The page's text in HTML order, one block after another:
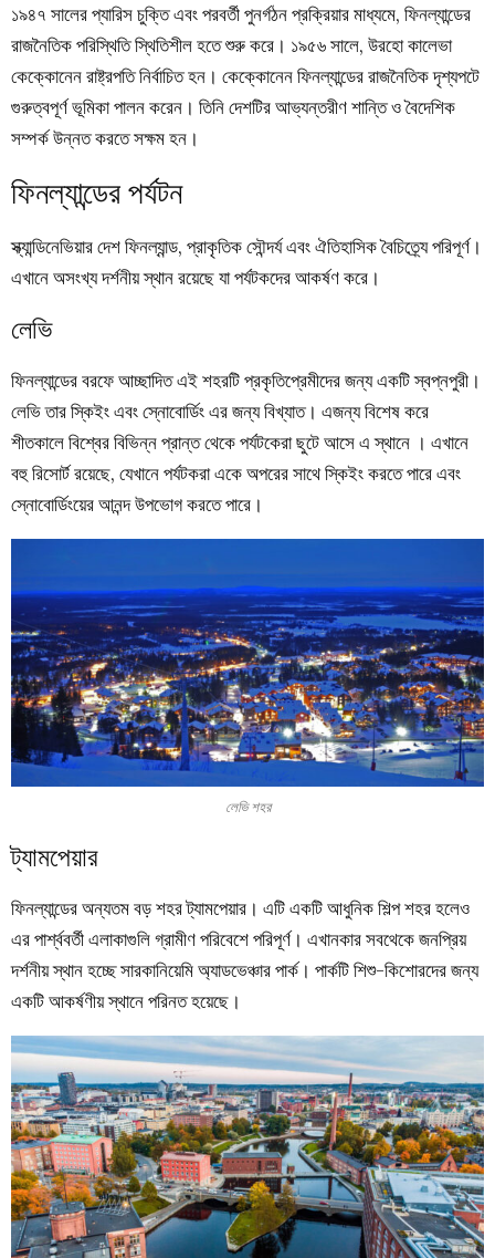
১৯৪৭ সালের প্যারিস চুক্তি এবং পরবর্তী পুনর্গঠন প্রক্রিয়ার মাধ্যমে, ফিনল্যান্ডের
রাজনৈতিক পরিস্থিতি স্থিতিশীল হতে শুরু করে। ১৯৫৬ সালে, উরহো কালেভা
কেক্কোনেন রাষ্ট্রপতি নির্বাচিত হন। কেক্কোনেন ফিনল্যান্ডের রাজনৈতিক দৃশ্যপটে
গুরুত্বপূর্ণ ভূমিকা পালন করেন। তিনি দেশটির আভ্যন্তরীণ শান্তি ও বৈদেশিক
সম্পর্ক উন্নত করতে সক্ষম হন।
ফিনল্যান্ডের পর্যটন
স্ক্যান্ডিনেভিয়ার দেশ ফিনল্যান্ড, প্রাকৃতিক সৌন্দর্য এবং ঐতিহাসিক বৈচিত্র্যে পরিপূর্ণ।
এখানে অসংখ্য দর্শনীয় স্থান রয়েছে যা পর্যটকদের আকর্ষণ করে।
লেভি
ফিনল্যান্ডের বরফে আচ্ছাদিত এই শহরটি প্রকৃতিপ্রেমীদের জন্য একটি স্বপ্নপুরী।
লেভি তার স্কিইং এবং স্নোবোর্ডিং এর জন্য বিখ্যাত। এজন্য বিশেষ করে
শীতকালে বিশ্বের বিভিন্ন প্রান্ত থেকে পর্যটকেরা ছুটে আসে এ স্থানে । এখানে
বহু রিসোর্ট রয়েছে, যেখানে পর্যটকরা একে অপরের সাথে স্কিইং করতে পারে এবং
স্নোবোর্ডিংয়ের আনন্দ উপভোগ করতে পারে।
লেভি শহর
ট্যামপেয়ার
ফিনল্যান্ডের অন্যতম বড় শহর ট্যামপেয়ার। এটি একটি আধুনিক শিল্প শহর হলেও
এর পার্শ্ববর্তী এলাকাগুলি গ্রামীণ পরিবেশে পরিপূর্ণ। এখানকার সবথেকে জনপ্রিয়
দর্শনীয় স্থান হচ্ছে সারকানিয়েমি অ্যাডভেঞ্চার পার্ক। পার্কটি শিশু-কিশোরদের জন্য
একটি আকর্ষণীয় স্থানে পরিনত হয়েছে।